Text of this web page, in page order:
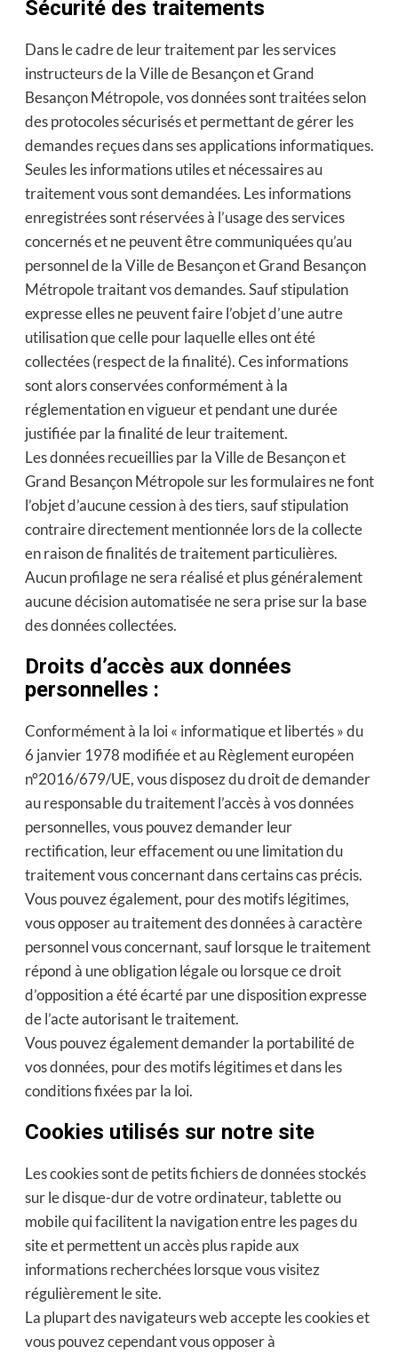
Sécurité des traitements
Dans le cadre de leur traitement par les services
instructeurs de la Ville de Besançon et Grand
Besançon Métropole, vos données sont traitées selon
des protocoles sécurisés et permettant de gérer les
demandes reçues dans ses applications informatiques.
Seules les informations utiles et nécessaires au
traitement vous sont demandées. Les informations
enregistrées sont réservées à l’usage des services
concernés et ne peuvent être communiquées qu’au
personnel de la Ville de Besançon et Grand Besançon
Métropole traitant vos demandes. Sauf stipulation
expresse elles ne peuvent faire l’objet d’une autre
utilisation que celle pour laquelle elles ont été
collectées (respect de la finalité). Ces informations
sont alors conservées conformément à la
réglementation en vigueur et pendant une durée
justifiée par la finalité de leur traitement.
Les données recueillies par la Ville de Besançon et
Grand Besançon Métropole sur les formulaires ne font
l’objet d’aucune cession à des tiers, sauf stipulation
contraire directement mentionnée lors de la collecte
en raison de finalités de traitement particulières.
Aucun profilage ne sera réalisé et plus généralement
aucune décision automatisée ne sera prise sur la base
des données collectées.
Droits d’accès aux données
personnelles :
Conformément à la loi « informatique et libertés » du
6 janvier 1978 modifiée et au Règlement européen
n°2016/679/UE, vous disposez du droit de demander
au responsable du traitement l’accès à vos données
personnelles, vous pouvez demander leur
rectification, leur effacement ou une limitation du
traitement vous concernant dans certains cas précis.
Vous pouvez également, pour des motifs légitimes,
vous opposer au traitement des données à caractère
personnel vous concernant, sauf lorsque le traitement
répond à une obligation légale ou lorsque ce droit
d’opposition a été écarté par une disposition expresse
de l’acte autorisant le traitement.
Vous pouvez également demander la portabilité de
vos données, pour des motifs légitimes et dans les
conditions fixées par la loi.
Cookies utilisés sur notre site
Les cookies sont de petits fichiers de données stockés
sur le disque-dur de votre ordinateur, tablette ou
mobile qui facilitent la navigation entre les pages du
site et permettent un accès plus rapide aux
informations recherchées lorsque vous visitez
régulièrement le site.
La plupart des navigateurs web accepte les cookies et
vous pouvez cependant vous opposer à